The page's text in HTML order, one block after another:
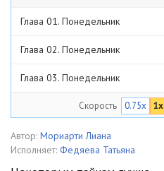
Глава 01. Понедельник
Глава 02. Понедельник
Глава 03. Понедельник
Глава 04. Понедельник
Глава 05. Понедельник
Скорость 0.75x 1x
Автор: Мориарти Лиана
Исполняет: Федяева Татьяна